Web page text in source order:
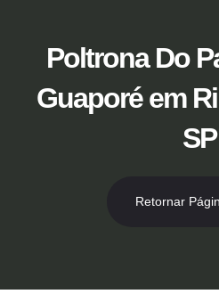
Poltrona Do
Guaporé em
SP
Retornar